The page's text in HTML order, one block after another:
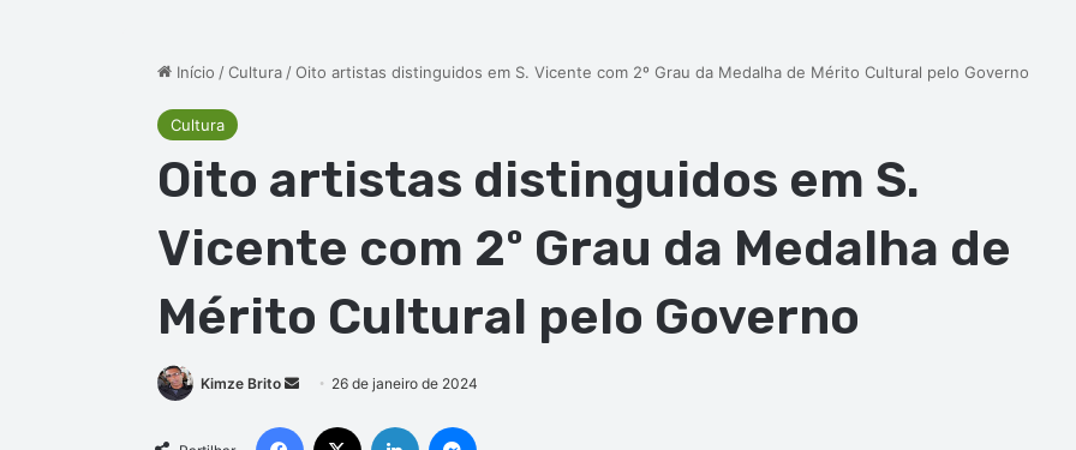
Início / Cultura / Oito artistas distinguidos em S. Vicente com 2º Grau da Medalha de Mérito Cultural pelo Governo
Cultura
Oito artistas distinguidos em S.
Vicente com 2º Grau da Medalha de
Mérito Cultural pelo Governo
Kimze Brito
Mande
e-
26 de janeiro de 2024
Facebook Linkedin